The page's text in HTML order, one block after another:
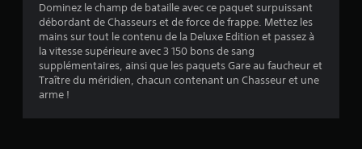
:
4
1
Dominez le champ de bataille avec ce paquet surpuissant
débordant de Chasseurs et de force de frappe. Mettez les
mains sur tout le contenu de la Deluxe Edition et passez à
la vitesse supérieure avec 3 150 bons de sang
supplémentaires, ainsi que les paquets Gare au faucheur et
Traître du méridien, chacun contenant un Chasseur et une
arme !